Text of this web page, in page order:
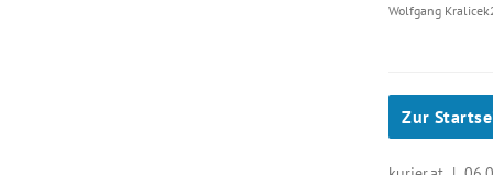
Wolfgang Kralicek
Zur